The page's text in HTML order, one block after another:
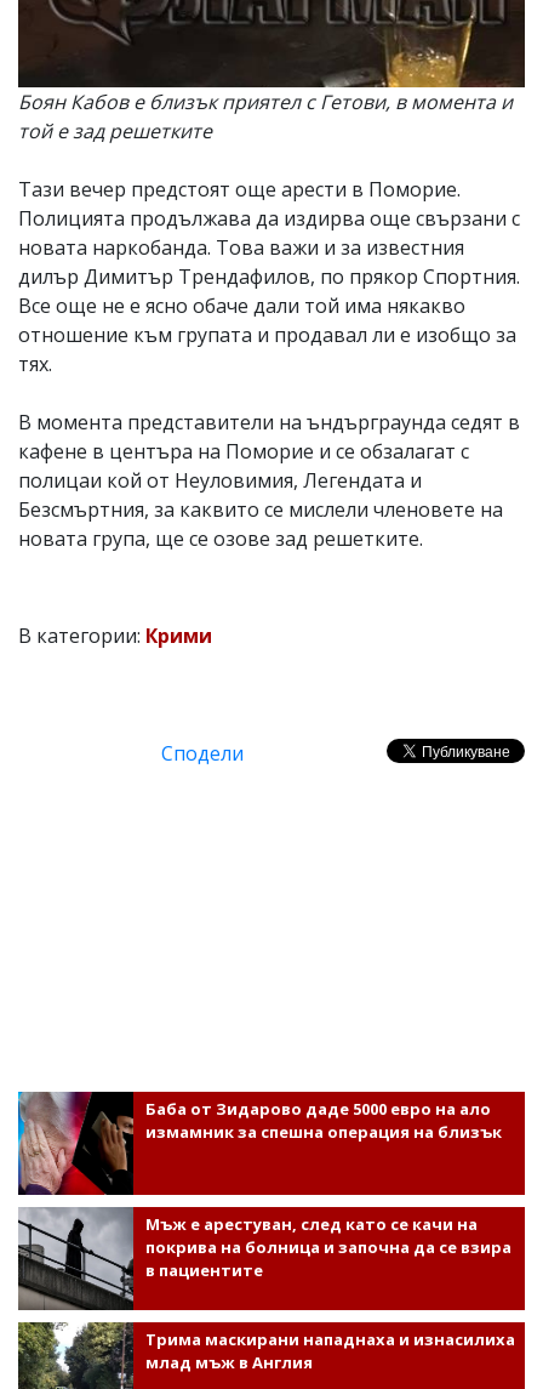
Боян Кабов е близък приятел с Гетови, в момента и
той е зад решетките
Тази вечер предстоят още арести в Поморие.
Полицията продължава да издирва още свързани с
новата наркобанда. Това важи и за известния
дилър Димитър Трендафилов, по прякор Спортния.
Все още не е ясно обаче дали той има някакво
отношение към групата и продавал ли е изобщо за
тях.
В момента представители на ъндърграунда седят в
кафене в центъра на Поморие и се обзалагат с
полицаи кой от Неуловимия, Легендата и
Безсмъртния, за каквито се мислели членовете на
новата група, ще се озове зад решетките.
В категории: Крими
Сподели
Баба от Зидарово даде 5000 евро на ало
измамник за спешна операция на близък
Мъж е арестуван, след като се качи на
покрива на болница и започна да се взира
в пациентите
Трима маскирани нападнаха и изнасилиха
млад мъж в Англия